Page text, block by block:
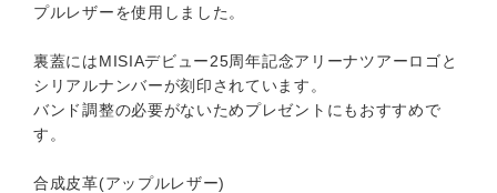
プルレザーを使用しました。
裏蓋にはMISIAデビュー25周年記念アリーナツアーロゴと
シリアルナンバーが刻印されています。
バンド調整の必要がないためプレゼントにもおすすめで
す。
合成皮革(アップルレザー)